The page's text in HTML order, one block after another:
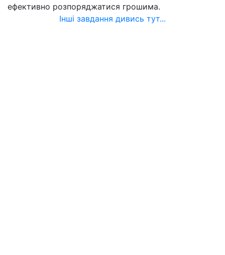
ефективно розпоряджатися грошима.
Інші завдання дивись тут...